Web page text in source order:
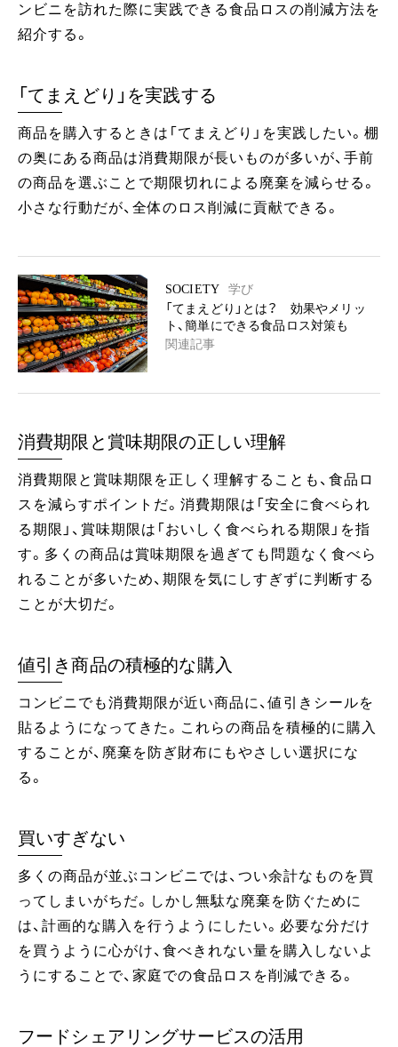
ンビニを訪れた際に実践できる食品ロスの削減方法を
紹介する。
「てまえどり」を実践する
商品を購入するときは「てまえどり」を実践したい。棚
の奥にある商品は消費期限が長いものが多いが、手前
の商品を選ぶことで期限切れによる廃棄を減らせる。
小さな行動だが、全体のロス削減に貢献できる。
SOCIETY
学び
「てまえどり」とは？ 効果やメリッ
ト、簡単にできる食品ロス対策も
関連記事
消費期限と賞味期限の正しい理解
消費期限と賞味期限を正しく理解することも、食品ロ
スを減らすポイントだ。消費期限は「安全に食べられ
る期限」、賞味期限は「おいしく食べられる期限」を指
す。多くの商品は賞味期限を過ぎても問題なく食べら
れることが多いため、期限を気にしすぎずに判断する
ことが大切だ。
値引き商品の積極的な購入
コンビニでも消費期限が近い商品に、値引きシールを
貼るようになってきた。これらの商品を積極的に購入
することが、廃棄を防ぎ財布にもやさしい選択にな
る。
買いすぎない
多くの商品が並ぶコンビニでは、つい余計なものを買
ってしまいがちだ。しかし無駄な廃棄を防ぐために
は、計画的な購入を行うようにしたい。必要な分だけ
を買うように心がけ、食べきれない量を購入しないよ
うにすることで、家庭での食品ロスを削減できる。
フードシェアリングサービスの活用